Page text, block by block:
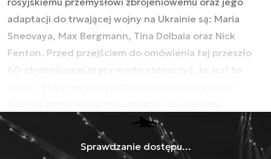
adaptacji do trwającej wojny na Ukrainie są: Maria
Sneovaya, Max Bergmann, Tina Dolbaia oraz Nick
Fenton. Przed przejściem do omówienia tej przeszło
60-stronnicowej pracy warto zaznaczyć, że jest to
Sprawdzanie dostępu...